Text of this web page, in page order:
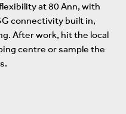
at 80 Ann, with
connectivity built in,
After work, hit the local
centre or sample the